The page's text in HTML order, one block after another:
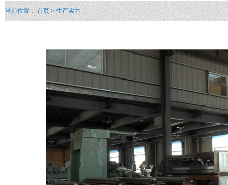
当前位置： 首页> 生产实力